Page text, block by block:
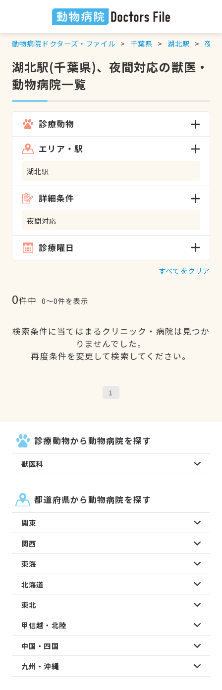
動物病院ドクターズ・ファイル 千葉県 湖北駅 夜間
湖北駅(千葉県)、夜間対応の獣医・
動物病院一覧
診療動物
エリア・駅
湖北駅
詳細条件
夜間対応
診療曜日
すべてをクリア
0件中 0〜0件を表示
検索条件に当てはまるクリニック・病院は見つか
りませんでした。
再度条件を変更して検索してください。
1
診療動物から動物病院を探す
獣医科
都道府県から動物病院を探す
関東
関西
東海
北海道
東北
甲信越・北陸
中国・四国
九州・沖縄